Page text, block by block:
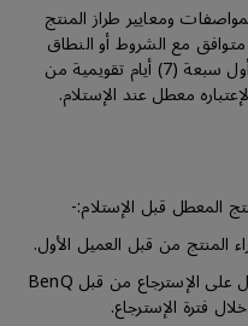
ومعايير طراز المنتج
مع الشروط أو النطاق
ضمن شروط وأحكام الضمان هذه خلال أول سبعة (7) أيام تقويمية من
معطل عند الإستلام.
b. يعتبر المنتج مؤهلاً للحصول على الإسترجاع من قبل BenQ